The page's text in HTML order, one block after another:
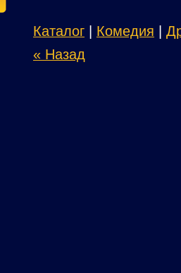
Каталог Комедия
« Назад